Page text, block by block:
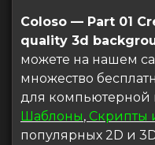
Coloso — Part 01
quality 3d
можете на нашем
множество
для компьютерной
Шаблоны, Скрипты
популярных 2D и